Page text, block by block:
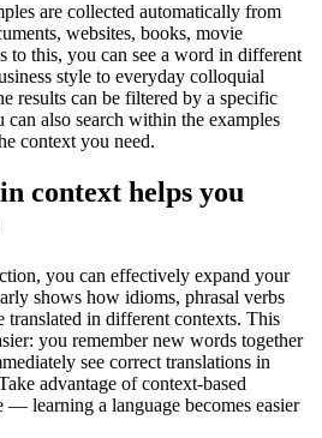
are collected automatically from
websites, books, movie
to this, you can see a word in different
style to everyday colloquial
results can be filtered by a specific
also search within the examples
context you need.
context helps you
you can effectively expand your
shows how idioms, phrasal verbs
translated in different contexts. This
you remember new words together
see correct translations in
advantage of context-based
learning a language becomes easier